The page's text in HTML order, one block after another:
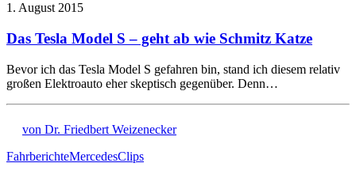
1. August 2015
Das Tesla Model S – geht ab wie Schmitz Katze
Bevor ich das Tesla Model S gefahren bin, stand ich diesem relativ
großen Elektroauto eher skeptisch gegenüber. Denn…
von Dr. Friedbert Weizenecker
FahrberichteMercedesClips